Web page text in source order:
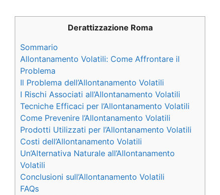
Derattizzazione Roma
Sommario
Allontanamento Volatili: Come Affrontare il
Problema
Il Problema dell’Allontanamento Volatili
I Rischi Associati all’Allontanamento Volatili
Tecniche Efficaci per l’Allontanamento Volatili
Come Prevenire l’Allontanamento Volatili
Prodotti Utilizzati per l’Allontanamento Volatili
Costi dell’Allontanamento Volatili
Un’Alternativa Naturale all’Allontanamento
Volatili
Conclusioni sull’Allontanamento Volatili
FAQs